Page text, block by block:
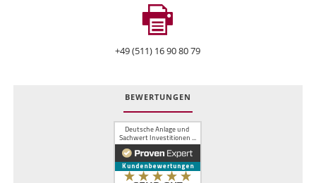
+49 (511) 16 90 80 79
BEWERTUNGEN